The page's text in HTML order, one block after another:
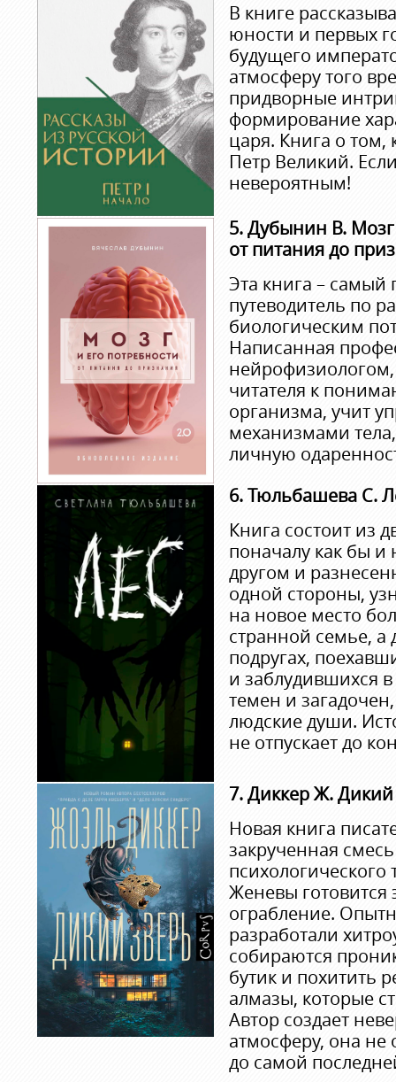
В книге
юности и первых
будущего
атмосферу того
придворные
формирование
царя. Книга о
Петр Великий.
невероятным!
5. Дубынин В.
от питания до
Эта книга – самый
путеводитель по
биологическим
Написанная
читателя к
организма, учит
механизмами
личную
6. Тюльбашева С.
Книга состоит из
поначалу как бы и
другом и
одной стороны,
на новое место
странной семье, а
подругах,
и заблудившихся в
темен и
людские души.
не отпускает до
7. Диккер Ж. Дикий
Новая книга
закрученная
психологического
Женевы готовится
ограбление.
разработали
собираются
бутик и похитить
алмазы, которые
Автор создает
атмосферу, она не
до самой